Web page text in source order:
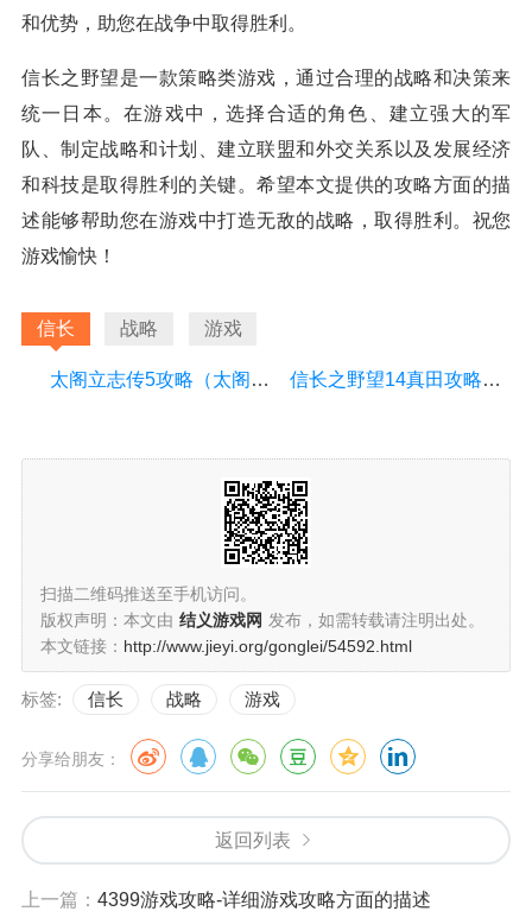
和优势，助您在战争中取得胜利。
信长之野望是一款策略类游戏，通过合理的战略和决策来
统一日本。在游戏中，选择合适的角色、建立强大的军
队、制定战略和计划、建立联盟和外交关系以及发展经济
和科技是取得胜利的关键。希望本文提供的攻略方面的描
述能够帮助您在游戏中打造无敌的战略，取得胜利。祝您
游戏愉快！
信长 战略 游戏
太阁立志传5攻略（太阁立志传5攻略秘籍） 信长之野望14真田攻略（信长之野望14pk真田十勇士）
扫描二维码推送至手机访问。
版权声明：本文由 结义游戏网 发布，如需转载请注明出处。
本文链接： http://www.jieyi.org/gonglei/54592.html
标签: 信长 战略 游戏
分享给朋友：
返回列表
上一篇： 4399游戏攻略-详细游戏攻略方面的描述